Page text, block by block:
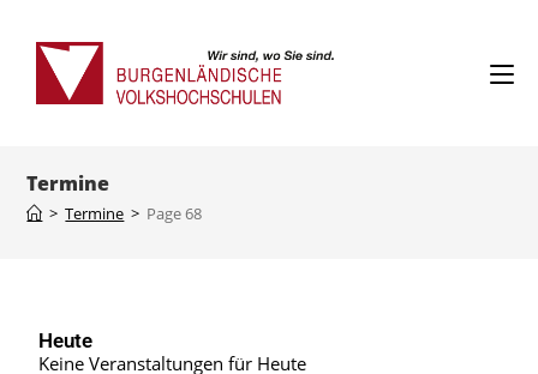
Termine
> Termine > Page 68
Heute
Keine Veranstaltungen für Heute